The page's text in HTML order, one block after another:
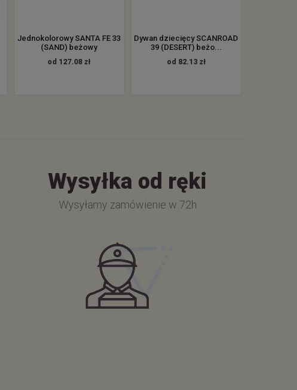
Jednokolorowy SANTA FE 33
(SAND) beżowy
od 127.08 zł
Dywan dziecięcy SCANROAD
39 (DESERT) beżo...
od 82.13 zł
Wysyłka od ręki
Wysyłamy zamówienie w 72h